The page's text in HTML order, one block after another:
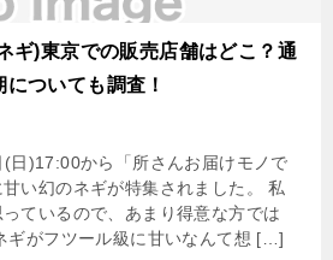
ギ)東京での販売店舗はどこ？通
ついても調査！
日)17:00から「所さんお届けモノで
い幻のネギが特集されました。 私
ているので、あまり得意な方では
ギがフツール級に甘いなんて想 […]